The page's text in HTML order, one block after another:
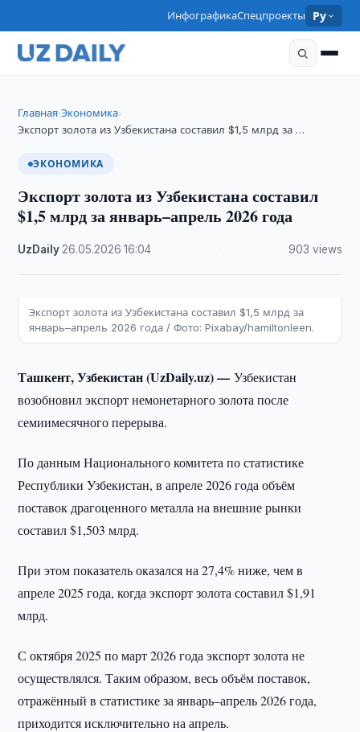
ИнфографикаСпецпроекты Ру
Главная›Экономика›
Экспорт золота из Узбекистана составил $1,5 млрд за …
ЭКОНОМИКА
Экспорт золота из Узбекистана составил
$1,5 млрд за январь–апрель 2026 года
UzDaily 26.05.2026 ·16:04 903 views
Экспорт золота из Узбекистана составил $1,5 млрд за
январь–апрель 2026 года / Фото: Pixabay/hamiltonleen.
Ташкент, Узбекистан (UzDaily.uz) —Узбекистан
возобновил экспорт немонетарного золота после
семиимесячного перерыва.
По данным Национального комитета по статистике
Республики Узбекистан, в апреле 2026 года объём
поставок драгоценного металла на внешние рынки
составил $1,503 млрд.
При этом показатель оказался на 27,4% ниже, чем в
апреле 2025 года, когда экспорт золота составил $1,91
млрд.
С октября 2025 по март 2026 года экспорт золота не
осуществлялся. Таким образом, весь объём поставок,
отражённый в статистике за январь–апрель 2026 года,
приходится исключительно на апрель.